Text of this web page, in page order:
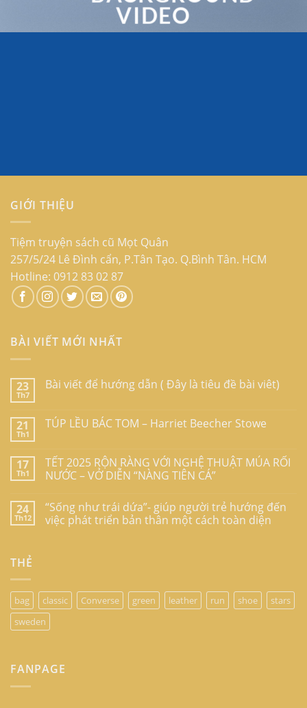
VIDEO
GIỚI THIỆU
Tiệm truyện sách cũ Mọt Quân
257/5/24 Lê Đình cẩn, P.Tân Tạo. Q.Bình Tân. HCM
Hotline: 0912 83 02 87
BÀI VIẾT MỚI NHẤT
23
Th7
Bài viết để hướng dẫn ( Đây là tiêu đề bài viêt)
21
Th1
TÚP LỀU BÁC TOM – Harriet Beecher Stowe
17
Th1
TẾT 2025 RỘN RÀNG VỚI NGHỆ THUẬT MÚA RỐI
NƯỚC – VỞ DIỄN “NÀNG TIÊN CÁ”
24
Th12
“Sống như trái dứa”- giúp người trẻ hướng đến
việc phát triển bản thân một cách toàn diện
THẺ
bag classic Converse green leather run shoe
stars
sweden
FANPAGE